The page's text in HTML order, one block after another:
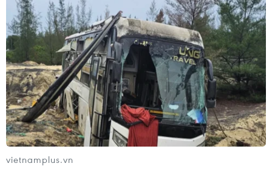
Hoàn thành giai đoạn 1 tu bổ nơi Tổng Bí
thư Trần Phú bị giam giữ và hy sinh
24/04/2024 06:29
Bệnh viện Chợ Quán xây dựng xong vào năm 1864,
được Tổ chức Kỷ lục Việt Nam, đơn vị trực thuộc Trung
ương Hội Kỷ lục gia Việt Nam công nhận là "Bệnh viện
lâu đời nhất Việt Nam."
vietnamplus.vn